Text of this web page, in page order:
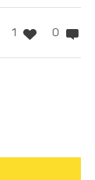
1 0